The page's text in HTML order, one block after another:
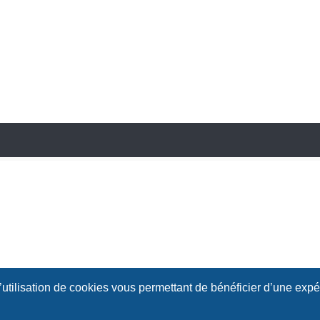
de cookies vous permettant de bénéficier d’une
Conditions
À propos